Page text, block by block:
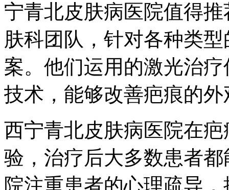
宁青北皮肤病医院值得
肤科团队，针对各种类
案。他们运用的激光治
技术，能够改善疤痕的外
西宁青北皮肤病医院在
验，治疗后大多数患者
院注重患者的心理疏导